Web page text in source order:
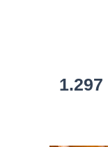
1.297